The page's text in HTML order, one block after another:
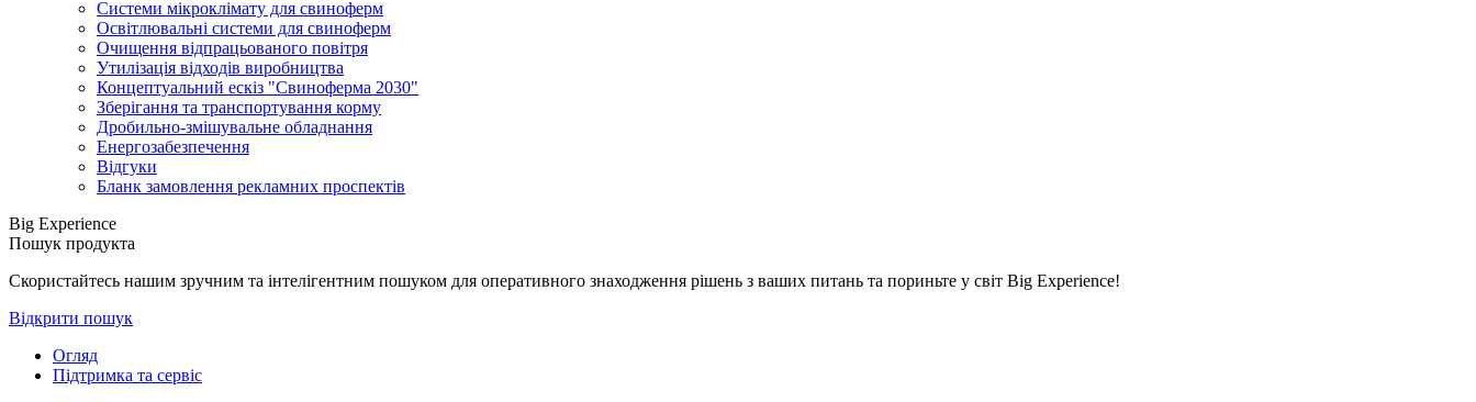
Системи мікроклімату для свиноферм
Освітлювальні системи для свиноферм
Очищення відпрацьованого повітря
Утилізація відходів виробництва
Концептуальний ескіз "Свиноферма 2030"
Зберігання та транспортування корму
Дробильно-змішувальне обладнання
Енергозабезпечення
Відгуки
Бланк замовлення рекламних проспектів
Big Experience
Пошук продукта
Скористайтесь нашим зручним та інтелігентним пошуком для оперативного знаходження рішень з ваших питань та пориньте у світ Big Experience!
Відкрити пошук
Огляд
Підтримка та сервіс